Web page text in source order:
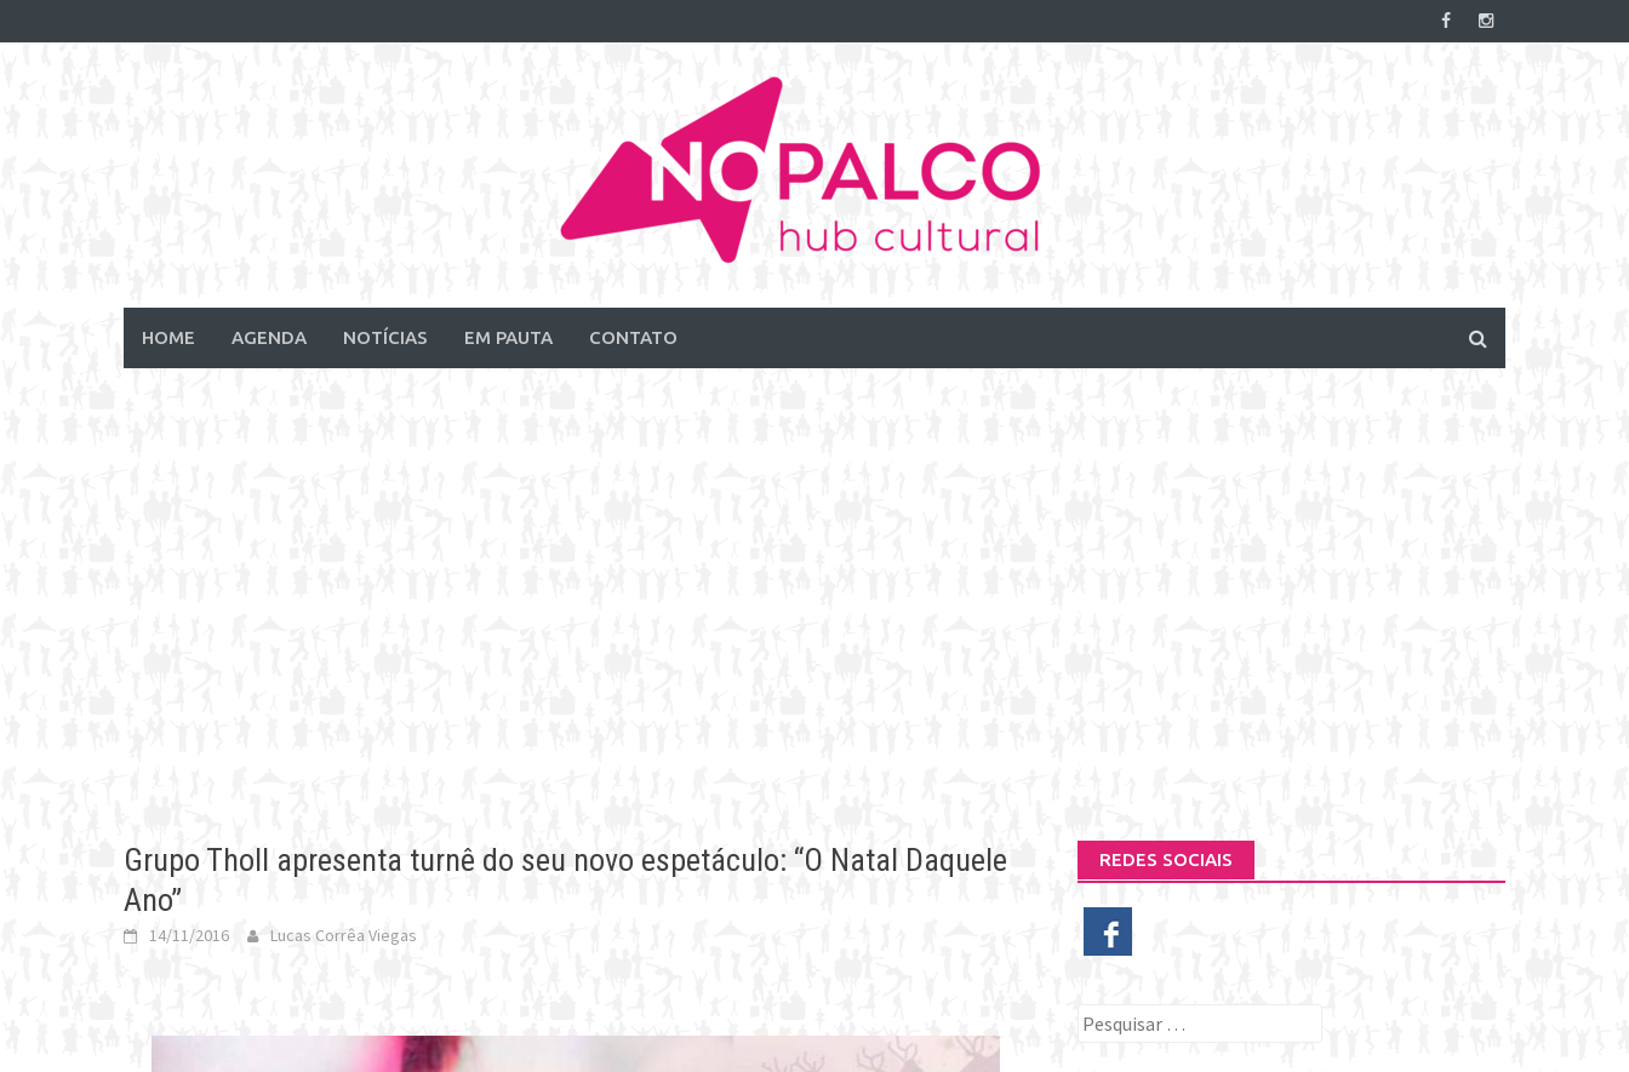
to
HOME AGENDA NOTÍCIAS EM PAUTA CONTATO
Grupo Tholl apresenta turnê do seu novo espetáculo: “O Natal Daquele
Ano”
14/11/2016 Lucas Corrêa Viegas
REDES SOCIAIS
Pesquisar